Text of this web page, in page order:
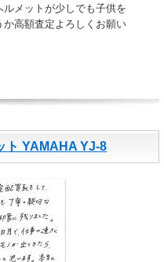
メットが少しでも子供を
高額査定よろしくお願い
ト YAMAHA YJ-8